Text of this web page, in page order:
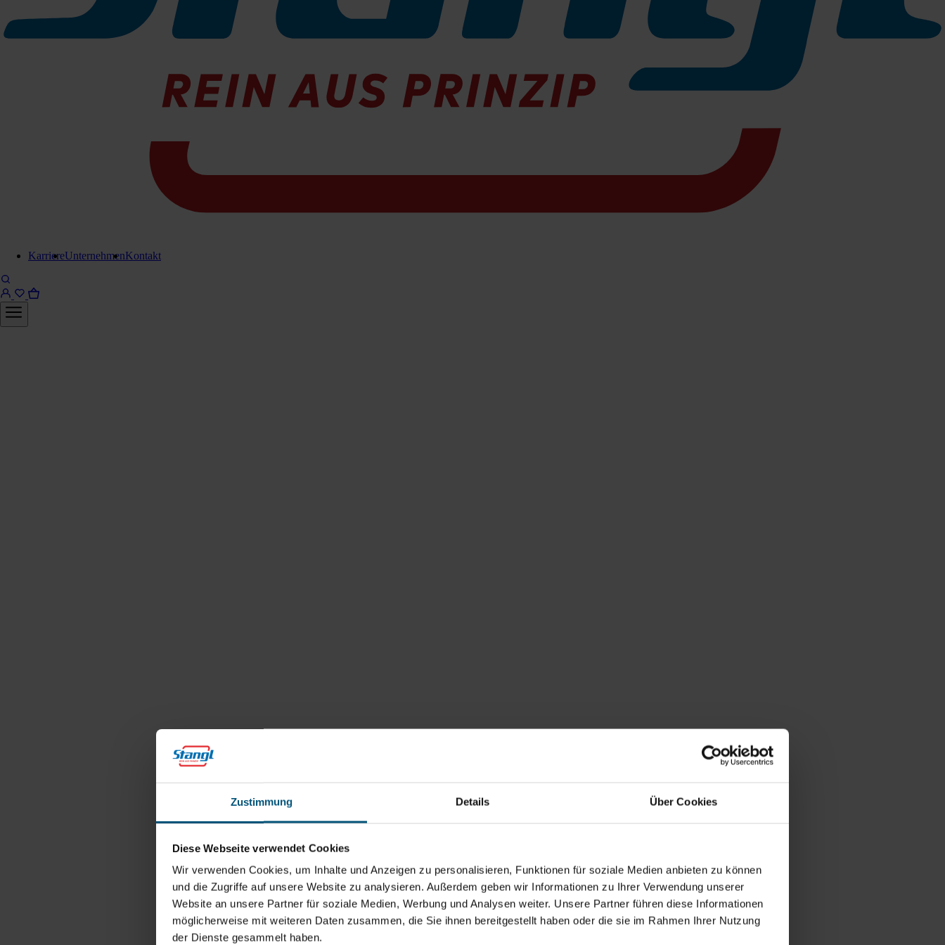
Zustimmung Details Über Cookies
Diese Webseite verwendet Cookies
Wir verwenden Cookies, um Inhalte und Anzeigen zu personalisieren, Funktionen für soziale Medien anbieten zu können
und die Zugriffe auf unsere Website zu analysieren. Außerdem geben wir Informationen zu Ihrer Verwendung unserer
Website an unsere Partner für soziale Medien, Werbung und Analysen weiter. Unsere Partner führen diese Informationen
möglicherweise mit weiteren Daten zusammen, die Sie ihnen bereitgestellt haben oder die sie im Rahmen Ihrer Nutzung
der Dienste gesammelt haben.
KarriereUnternehmenKontakt
Reinwasserfilter
Sofort lieferbar
Lieferung in 6-8 Werktagen
Kontaktieren Sie uns!